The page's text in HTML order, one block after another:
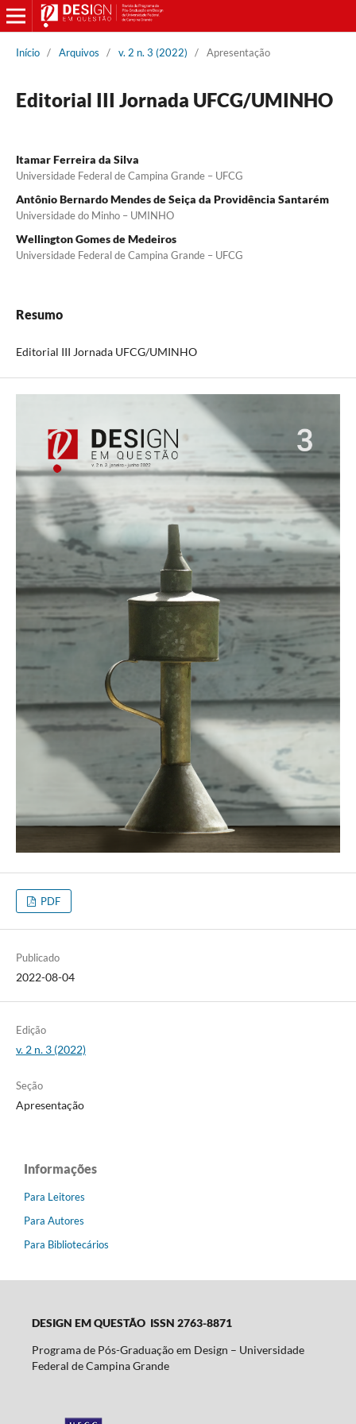
Início / Arquivos / v. 2 n. 3 (2022) / Apresentação
Editorial III Jornada UFCG/UMINHO
Itamar Ferreira da Silva
Universidade Federal de Campina Grande – UFCG
Antônio Bernardo Mendes de Seiça da Providência Santarém
Universidade do Minho – UMINHO
Wellington Gomes de Medeiros
Universidade Federal de Campina Grande – UFCG
Resumo
Editorial III Jornada UFCG/UMINHO
PDF
Publicado
2022-08-04
Edição
v. 2 n. 3 (2022)
Seção
Apresentação
Informações
Para Leitores
Para Autores
Para Bibliotecários
DESIGN EM QUESTÃO ISSN 2763-8871
Programa de Pós-Graduação em Design – Universidade
Federal de Campina Grande